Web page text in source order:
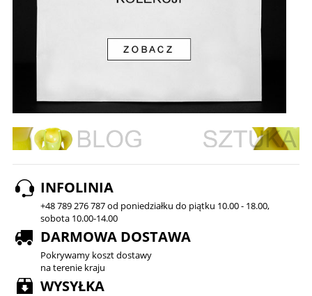
INFOLINIA
+48 789 276 787 od poniedziałku do piątku 10.00 - 18.00,
sobota 10.00-14.00
DARMOWA DOSTAWA
Pokrywamy koszt dostawy
na terenie kraju
WYSYŁKA